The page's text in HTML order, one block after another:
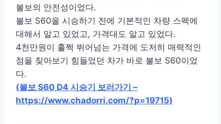
볼보의 안전성이었다.
볼보 S60을 시승하기 전에 기본적인 차량 스펙에
대해서 알고 있었고, 가격대도 알고 있었다.
4천만원이 훌쩍 뛰어넘는 가격에 도저히 매력적인
점을 찾아보기 힘들었던 차가 바로 볼보 S60이었
다.
(볼보 S60 D4 시승기 보러가기 –
https://www.chadorri.com/?p=19715)